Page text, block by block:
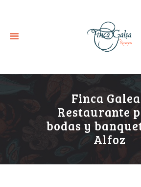
Finca
Restaurante
bodas y
Alfoz